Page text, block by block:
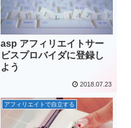
asp アフィリエイトサー
ビスプロバイダに登録し
よう
2018.07.23
アフィリエイトで自立する